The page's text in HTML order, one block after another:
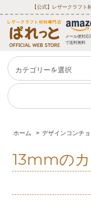
【公式】レザークラフト
メール便対
で送料無料
ホーム > デザインコンチョ
13mmの